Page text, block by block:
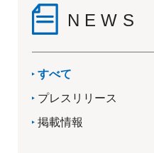
NEWS
すべて
プレスリリース
掲載情報